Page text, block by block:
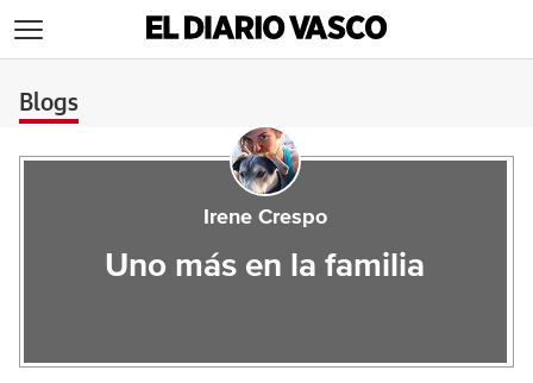
Blogs
Irene Crespo
Uno más en la familia